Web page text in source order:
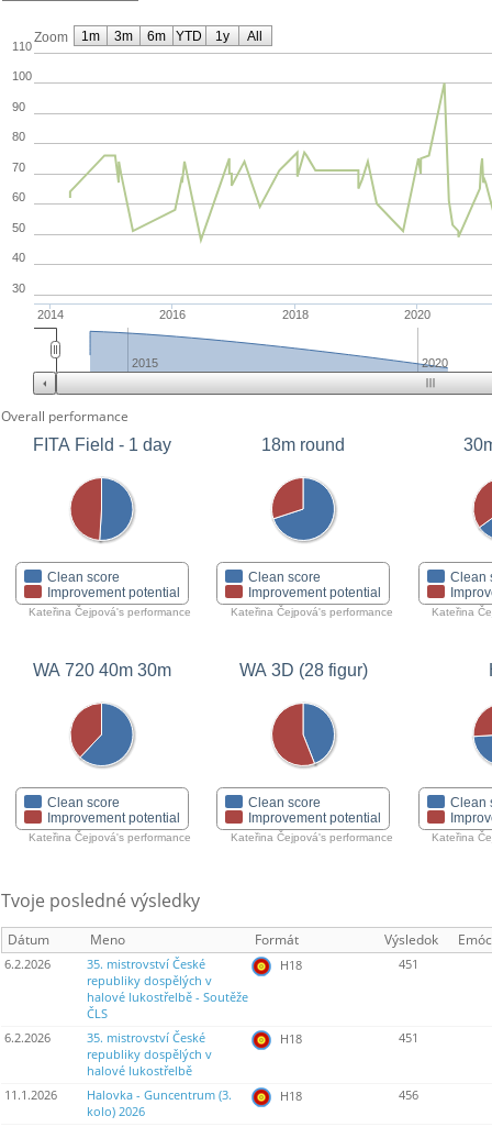
Zoom
2014 2016 2018 2020
30
40
50
60
70
80
90
100
110
2020
2015
1m 3m 6m YTD 1y All
Overall performance
FITA Field - 1 day
Clean score
Improvement potential
Kateřina Čejpová's performance
18m round
Clean score
Improvement potential
Kateřina Čejpová's performance
Clean
Kateřina
WA 720 40m 30m
Clean score
Improvement potential
Kateřina Čejpová's performance
WA 3D (28 figur)
Clean score
Improvement potential
Kateřina Čejpová's performance
Clean
Kateřina
Tvoje posledné výsledky
Dátum Meno Formát Výsledok
6.2.2026
35. mistrovství České
republiky dospělých v
halové lukostřelbě - Soutěže
ČLS
H18 451
6.2.2026
35. mistrovství České
republiky dospělých v
halové lukostřelbě
H18 451
11.1.2026
Halovka - Guncentrum (3.
kolo) 2026
H18 456